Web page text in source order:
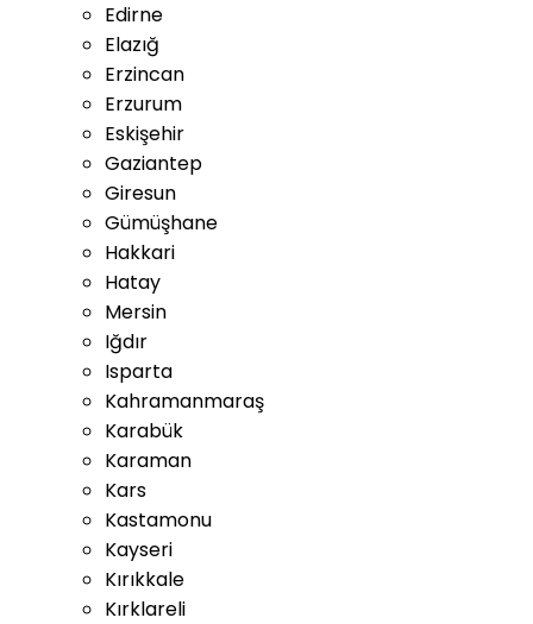
Edirne
Elazığ
Erzincan
Erzurum
Eskişehir
Gaziantep
Giresun
Gümüşhane
Hakkari
Hatay
Mersin
Iğdır
Isparta
Kahramanmaraş
Karabük
Karaman
Kars
Kastamonu
Kayseri
Kırıkkale
Kırklareli